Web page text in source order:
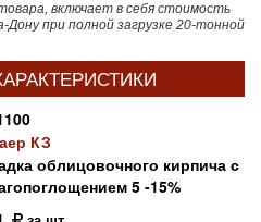
включает в себя стоимость
при полной загрузке 20-тонной
КЗ
облицовочного кирпича с
5 -15%